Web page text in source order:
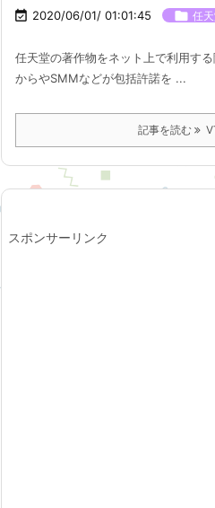
 2020/06/01/ 01:01:45  任
任天堂の著作物をネット上で利用す
からやSMMなどが包括許諾を ...
記事を読む
スポンサーリンク